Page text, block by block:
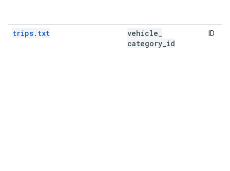
trips.txt vehicle
category id
ID